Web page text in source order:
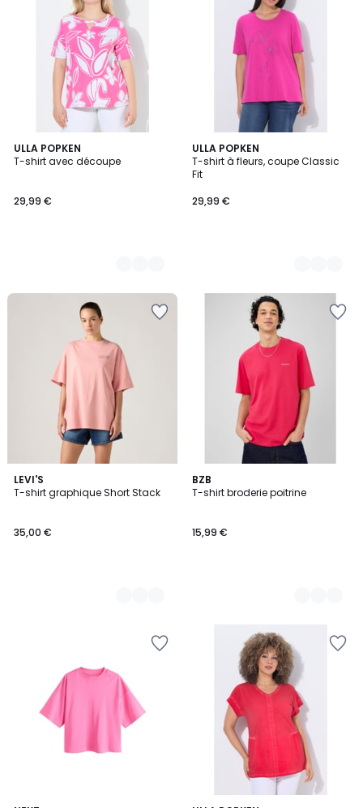
ULLA POPKEN
T-shirt avec découpe
29,99 €
2
Couleurs
ULLA POPKEN
T-shirt à fleurs, coupe Classic
Fit
29,99 €
2
Couleurs
LEVI'S
T-shirt graphique Short Stack
35,00 €
5
Couleurs
BZB
T-shirt broderie poitrine
15,99 €
5
Couleurs